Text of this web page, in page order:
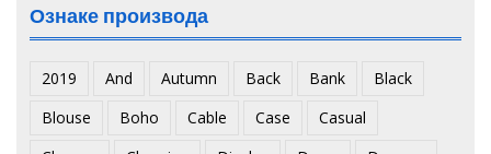
Ознаке производа
2019 And Autumn Back Bank
Black
Blouse
Boho Cable Case
Casual